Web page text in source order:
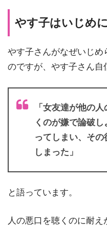
やす子はいじめ
やす子さんがなぜいじめ
のですが、やす子さん自
「女友達が他の
くのが嫌で論破
ってしまい、そ
しまった」
と語っています。
人の悪口を聴くのに耐